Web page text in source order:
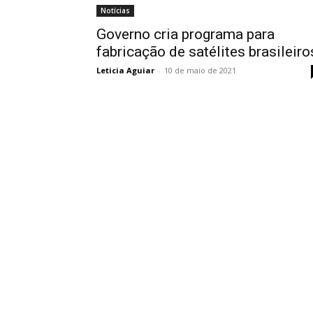
Notícias
Governo cria programa para
fabricação de satélites
Leticia Aguiar - 10 de maio de 2021